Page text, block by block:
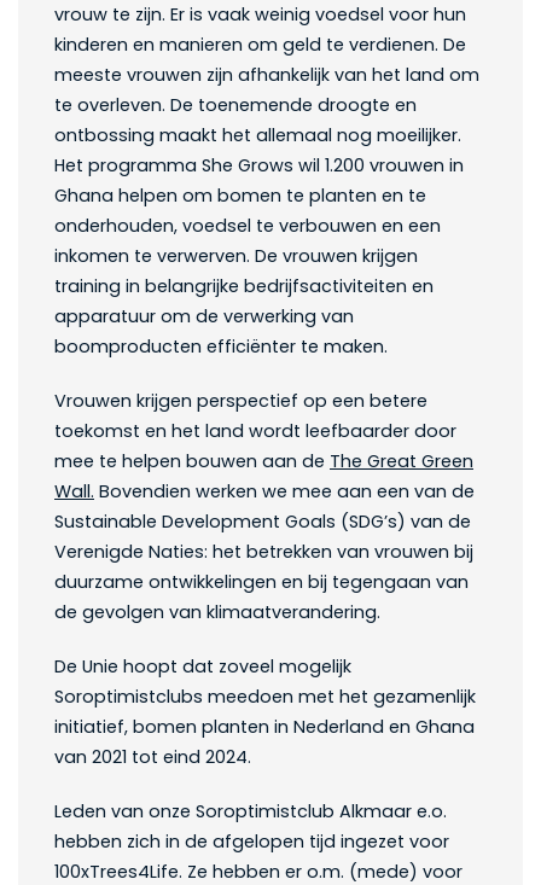
vrouw te zijn. Er is vaak weinig voedsel voor hun
kinderen en manieren om geld te verdienen. De
meeste vrouwen zijn afhankelijk van het land om
te overleven. De toenemende droogte en
ontbossing maakt het allemaal nog moeilijker.
Het programma She Grows wil 1.200 vrouwen in
Ghana helpen om bomen te planten en te
onderhouden, voedsel te verbouwen en een
inkomen te verwerven. De vrouwen krijgen
training in belangrijke bedrijfsactiviteiten en
apparatuur om de verwerking van
boomproducten efficiënter te maken.
Vrouwen krijgen perspectief op een betere
toekomst en het land wordt leefbaarder door
mee te helpen bouwen aan de The Great Green
Wall. Bovendien werken we mee aan een van de
Sustainable Development Goals (SDG’s) van de
Verenigde Naties: het betrekken van vrouwen bij
duurzame ontwikkelingen en bij tegengaan van
de gevolgen van klimaatverandering.
De Unie hoopt dat zoveel mogelijk
Soroptimistclubs meedoen met het gezamenlijk
initiatief, bomen planten in Nederland en Ghana
van 2021 tot eind 2024.
Leden van onze Soroptimistclub Alkmaar e.o.
hebben zich in de afgelopen tijd ingezet voor
100xTrees4Life. Ze hebben er o.m. (mede) voor